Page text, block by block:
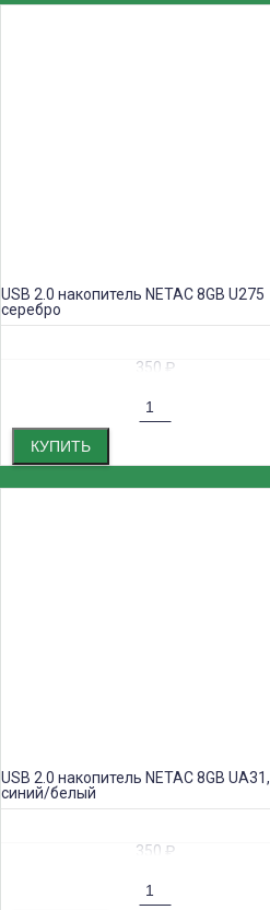
USB 2.0 накопитель NETAC 8GB U275
серебро
350 ₽
КУПИТЬ
USB 2.0 накопитель NETAC 8GB UA31,
синий/белый
350 ₽